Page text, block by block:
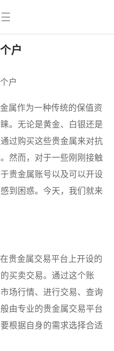
户
户
属作为一种传统的保值资
。无论是黄金、白银还是
过购买这些贵金属来对抗
然而，对于一些刚刚接触
贵金属账号以及可以开设
到困惑。今天，我们就来
贵金属交易平台上开设的
买卖交易。通过这个账
场行情、进行交易、查询
由专业的贵金属交易平台
根据自身的需求选择合适